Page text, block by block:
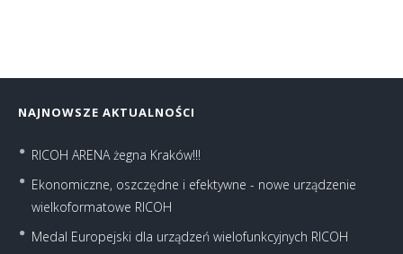
NAJNOWSZE AKTUALNOŚCI
RICOH ARENA żegna Kraków!!!
Ekonomiczne, oszczędne i efektywne - nowe urządzenie
wielkoformatowe RICOH
Medal Europejski dla urządzeń wielofunkcyjnych RICOH